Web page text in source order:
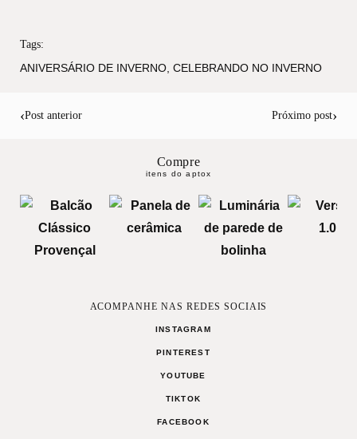
Tags:
ANIVERSÁRIO DE INVERNO CELEBRANDO NO INVERNO
‹Post anterior Próximo post›
Compre
itens do aptox
ACOMPANHE NAS REDES SOCIAIS
INSTAGRAM
PINTEREST
YOUTUBE
TIKTOK
FACEBOOK